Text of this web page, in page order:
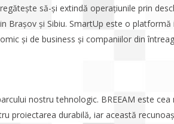
să-și extindă operațiunile prin
Brașov și Sibiu. SmartUp este o platformă
și de business și companiilor din
nostru tehnologic. BREEAM este cea
proiectarea durabilă, iar această